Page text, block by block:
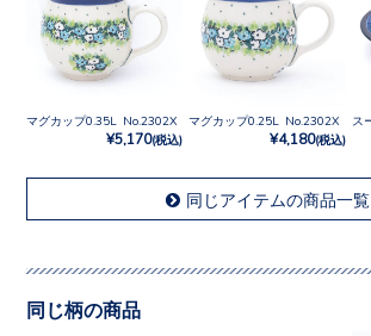
マグカップ0.35L No.2302X
¥5,170(税込)
マグカップ0.25L No.2302X
¥4,180(税込)
同じアイテムの商品一覧
同じ柄の商品